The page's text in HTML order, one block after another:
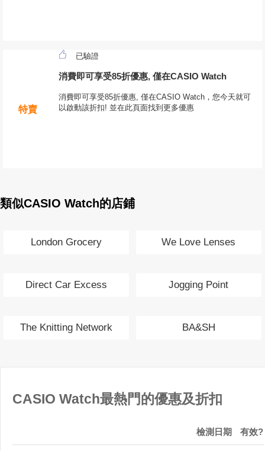
特賣
已驗證
消費即可享受85折優惠, 僅在CASIO Watch
消費即可享受85折優惠, 僅在CASIO Watch，您今天就可
以啟動該折扣! 並在此頁面找到更多優惠
類似CASIO Watch的店鋪
London Grocery We Love Lenses
Direct Car Excess Jogging Point
The Knitting Network BA&SH
CASIO Watch最熱門的優惠及折扣
檢測日期 有效?